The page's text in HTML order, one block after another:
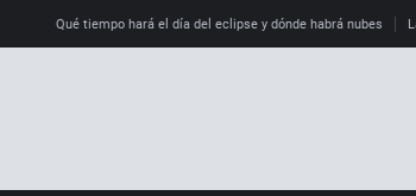
Qué tiempo hará el día del eclipse y dónde habrá nubes